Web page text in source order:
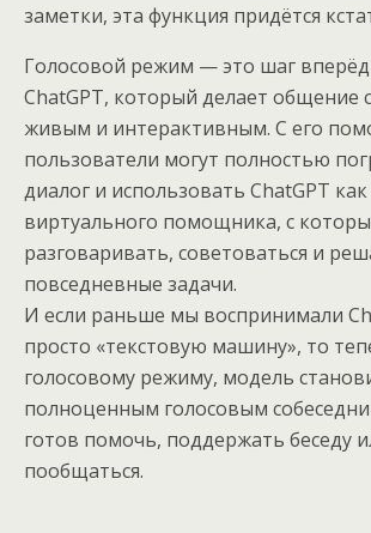
заметки, эта функция придётся
Голосовой режим — это шаг
ChatGPT, который делает общение
живым и интерактивным. С его
пользователи могут полностью
диалог и использовать ChatGPT
виртуального помощника, с
разговаривать, советоваться и
повседневные задачи.
И если раньше мы воспринимали
просто «текстовую машину», то
голосовому режиму, модель
полноценным голосовым
готов помочь, поддержать беседу
пообщаться.